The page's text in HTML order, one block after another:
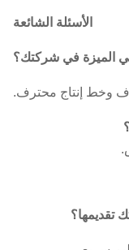
الأسئلة الشائعة
تقديمها؟